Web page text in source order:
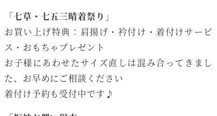
「七草・七五三晴着祭り」
お買い上げ特典：肩揚げ・衿付け・着付けサービ
ス・おもちゃプレゼント
お子様にあわせたサイズ直しは混み合ってきまし
た、お早めにご相談ください
着付け予約も受付中です♪